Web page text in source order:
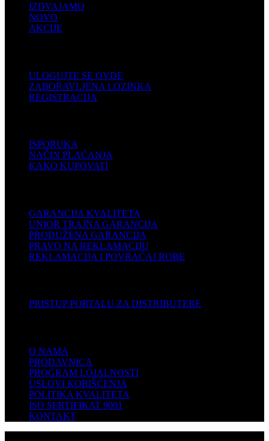
IZDVAJAMO
NOVO
AKCIJE
ULOGUJTE SE OVDE
ZABORAVLJENA LOZINKA
REGISTRACIJA
ISPORUKA
NAČIN PLAĆANJA
KAKO KUPOVATI
GARANCIJA KVALITETA
UNIOR TRAJNA GARANCIJA
PRODUŽENA GARANCIJA
PRAVO NA REKLAMACIJU
REKLAMACIJA I POVRAĆAJ ROBE
PRISTUP PORTALU ZA DISTRIBUTERE
O NAMA
PRODAVNICA
PROGRAM LOJALNOSTI
USLOVI KORIŠĆENJA
POLITIKA KVALITETA
ISO SERTIFIKAT 9001
KONTAKT